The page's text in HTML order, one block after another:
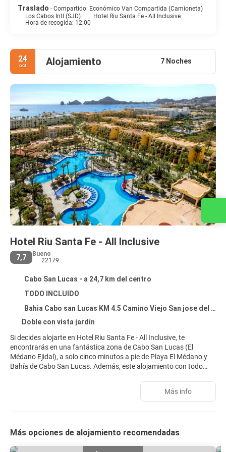
Traslado - Compartido: Económico Van Compartida (Camioneta)
Los Cabos Intl (SJD)
Hotel Riu Santa Fe - All Inclusive
Hora de recogida: 12:00
24
oct Alojamiento 7 Noches
Hotel Riu Santa Fe - All Inclusive
7,7
Bueno
22179
Cabo San Lucas - a 24,7 km del centro
TODO INCLUIDO
Bahia Cabo san Lucas KM 4.5 Camino Viejo San jose del Cabo, Cabo San Lucas 23410
Doble con vista jardín
Si decides alojarte en Hotel Riu Santa Fe - All Inclusive, te
encontrarás en una fantástica zona de Cabo San Lucas (El
Médano Ejidal), a solo cinco minutos a pie de Playa El Médano y
Bahía de Cabo San Lucas. Además, este alojamiento con todo
Relájate en el spa completo, que ofrece masajes, tratamientos
corporales y tratamientos faciales. La diversión está asegurada
discoteca y un parque acuático de acceso gratuito. Encontrarás
Más info
Más opciones de alojamiento recomendadas
Contacta con nosotros